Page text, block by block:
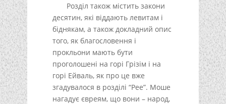
Розділ також містить закони
десятин, які віддають левитам і
біднякам, а також докладний опис
того, як благословення і
прокльони мають бути
проголошені на горі Грізім і на
горі Ейваль, як про це вже
згадувалося в розділі “Рее”. Моше
нагадує євреям, що вони – народ,